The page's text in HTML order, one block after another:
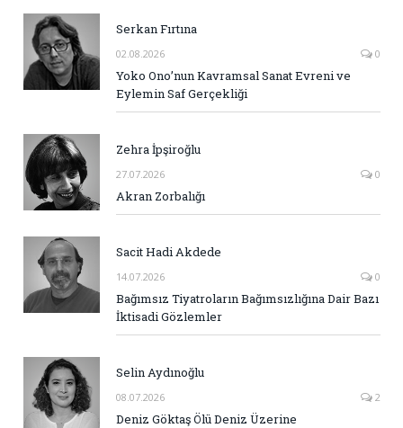
Serkan Fırtına
02.08.2026 0
Yoko Ono’nun Kavramsal Sanat Evreni ve
Eylemin Saf Gerçekliği
Zehra İpşiroğlu
27.07.2026 0
Akran Zorbalığı
Sacit Hadi Akdede
14.07.2026 0
Bağımsız Tiyatroların Bağımsızlığına Dair Bazı
İktisadi Gözlemler
Selin Aydınoğlu
08.07.2026 2
Deniz Göktaş Ölü Deniz Üzerine